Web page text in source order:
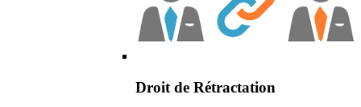
Droit de Rétractation